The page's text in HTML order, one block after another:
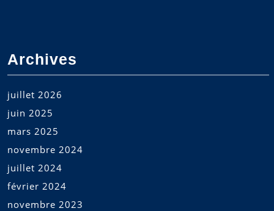
Archives
juillet 2026
juin 2025
mars 2025
novembre 2024
juillet 2024
février 2024
novembre 2023